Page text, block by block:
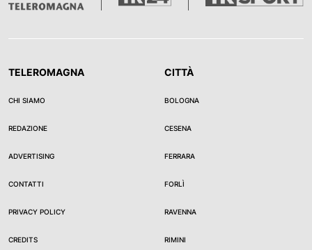
TELEROMAGNA
CHI SIAMO
REDAZIONE
ADVERTISING
CONTATTI
PRIVACY POLICY
CREDITS
CITTÀ
BOLOGNA
CESENA
FERRARA
FORLÌ
RAVENNA
RIMINI